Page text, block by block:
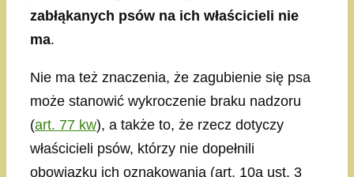
zabłąkanych psów na ich właścicieli nie
ma.
Nie ma też znaczenia, że zagubienie się psa
może stanowić wykroczenie braku nadzoru
(art. 77 kw), a także to, że rzecz dotyczy
właścicieli psów, którzy nie dopełnili
obowiązku ich oznakowania (art. 10a ust. 3